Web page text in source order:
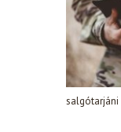
salgótarjáni